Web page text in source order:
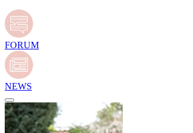
FORUM
NEWS